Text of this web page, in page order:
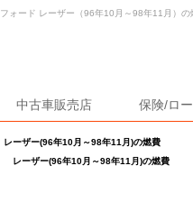
中古車販売店 保険/ロ
レーザー(96年10月～98年11月)の燃費
レーザー(96年10月～98年11月)の燃費
フォード レーザー（96年10月～98年11月）